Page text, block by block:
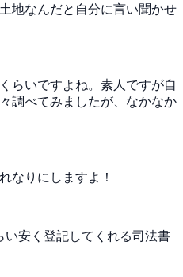
地なんだと自分に言い聞かせ
らいですよね。素人ですが自
調べてみましたが、なかなか
なりにしますよ！
い安く登記してくれる司法書